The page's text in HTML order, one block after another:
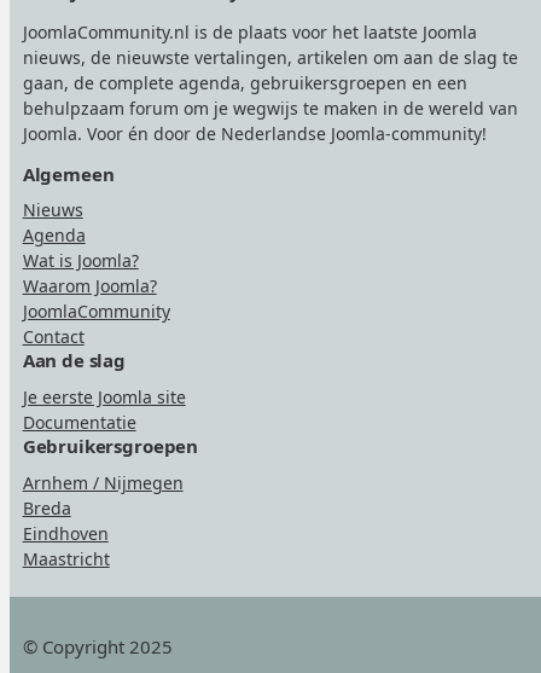
JoomlaCommunity.nl is de plaats voor het laatste Joomla
nieuws, de nieuwste vertalingen, artikelen om aan de slag te
gaan, de complete agenda, gebruikersgroepen en een
behulpzaam forum om je wegwijs te maken in de wereld van
Joomla. Voor én door de Nederlandse Joomla-community!
Algemeen
Nieuws
Agenda
Wat is Joomla?
Waarom Joomla?
JoomlaCommunity
Contact
Aan de slag
Je eerste Joomla site
Documentatie
Gebruikersgroepen
Arnhem / Nijmegen
Breda
Eindhoven
Maastricht
© Copyright 2025